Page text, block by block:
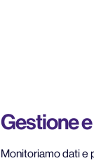
Gestione
Monitoriamo dati e